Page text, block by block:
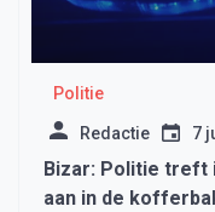
Politie
Redactie 7
Bizar: Politie treft
aan in de